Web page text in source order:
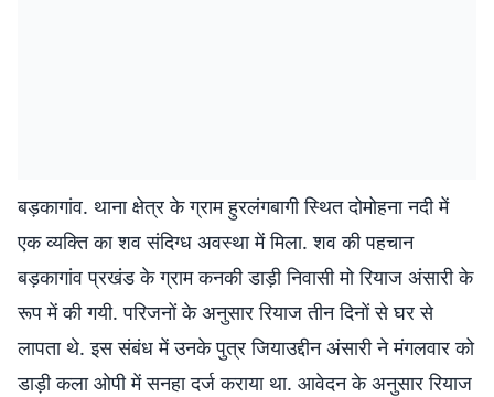
बड़कागांव. थाना क्षेत्र के ग्राम हुरलंगबागी स्थित दोमोहना नदी में
एक व्यक्ति का शव संदिग्ध अवस्था में मिला. शव की पहचान
बड़कागांव प्रखंड के ग्राम कनकी डाड़ी निवासी मो रियाज अंसारी के
रूप में की गयी. परिजनों के अनुसार रियाज तीन दिनों से घर से
लापता थे. इस संबंध में उनके पुत्र जियाउद्दीन अंसारी ने मंगलवार को
डाड़ी कला ओपी में सनहा दर्ज कराया था. आवेदन के अनुसार रियाज